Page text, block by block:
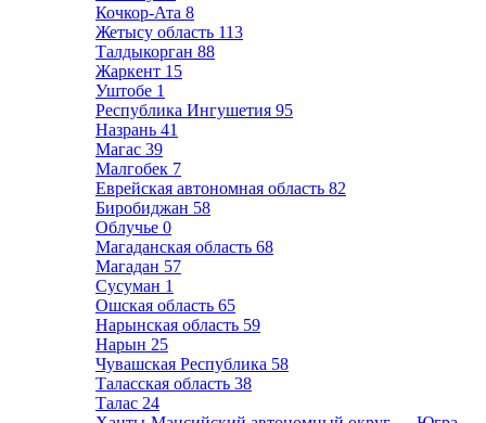
Кочкор-Ата 8
Жетысу область 113
Талдыкорган 88
Жаркент 15
Уштобе 1
Республика Ингушетия 95
Назрань 41
Магас 39
Малгобек 7
Еврейская автономная область 82
Биробиджан 58
Облучье 0
Магаданская область 68
Магадан 57
Сусуман 1
Ошская область 65
Нарынская область 59
Нарын 25
Чувашская Республика 58
Таласская область 38
Талас 24